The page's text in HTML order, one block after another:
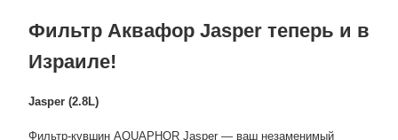
Фильтр Аквафор Jasper теперь и в
Израиле!
Jasper (2.8L)
Фильтр-кувшин AQUAPHOR Jasper — ваш незаменимый